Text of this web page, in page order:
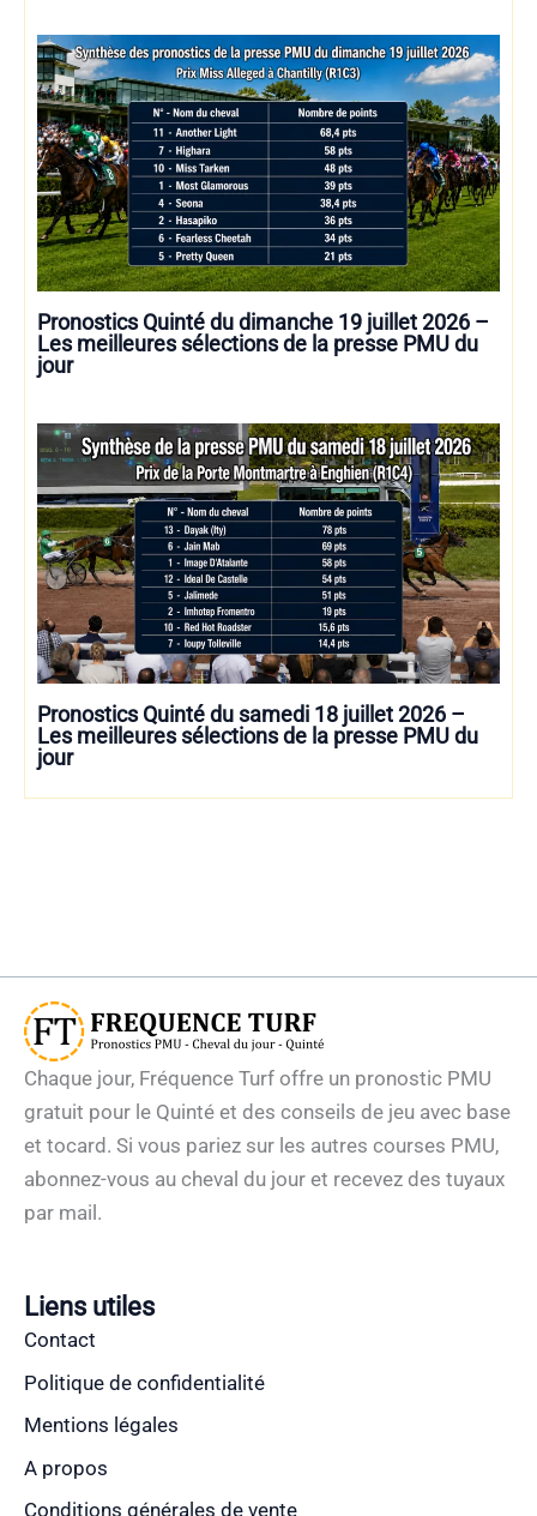
Pronostics Quinté du dimanche 19 juillet 2026 –
Les meilleures sélections de la presse PMU du
jour
Pronostics Quinté du samedi 18 juillet 2026 –
Les meilleures sélections de la presse PMU du
jour
Chaque jour, Fréquence Turf offre un pronostic PMU
gratuit pour le Quinté et des conseils de jeu avec base
et tocard. Si vous pariez sur les autres courses PMU,
abonnez-vous au cheval du jour et recevez des tuyaux
par mail.
Liens utiles
Contact
Politique de confidentialité
Mentions légales
A propos
Conditions générales de vente